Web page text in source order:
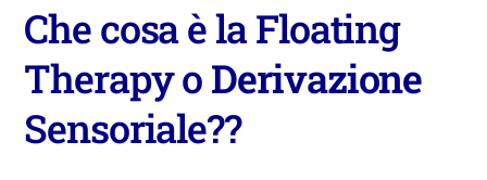
Che cosa è la Floating
Therapy oDerivazione
Sensoriale??